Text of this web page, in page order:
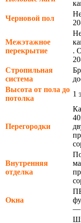
Черновой пол
Межэтажное
перекрытие
.
Стропильная
система
Высота от пола до
потолка
1
Перегородки
Внутренняя
отделка
Окна
—